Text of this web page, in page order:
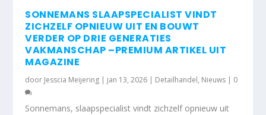
SONNEMANS SLAAPSPECIALIST VINDT
ZICHZELF OPNIEUW UIT EN BOUWT
VERDER OP DRIE GENERATIES
VAKMANSCHAP –PREMIUM ARTIKEL UIT
MAGAZINE
door Jesscia Meijering | jan 13, 2026 | Detailhandel, Nieuws | 0
Sonnemans, slaapspecialist vindt zichzelf opnieuw uit